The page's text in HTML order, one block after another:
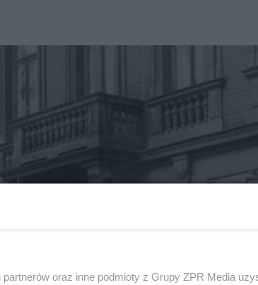
oraz inne podmioty z Grupy ZPR Media